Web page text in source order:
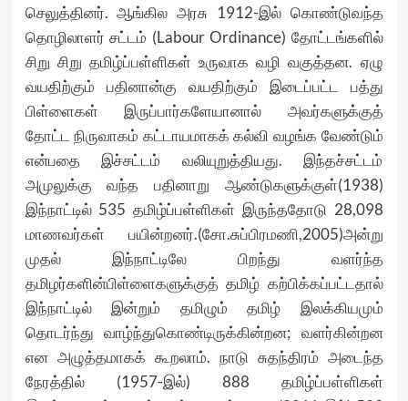
செலுத்தினர். ஆங்கில அரசு 1912-இல் கொண்டுவந்த
தொழிலாளர் சட்டம் (Labour Ordinance) தோட்டங்களில்
சிறு சிறு தமிழ்ப்பள்ளிகள் உருவாக வழி வகுத்தன. ஏழு
வயதிற்கும் பதினான்கு வயதிற்கும் இடைப்பட்ட பத்து
பிள்ளைகள் இருப்பார்களேயானால் அவர்களுக்குத்
தோட்ட நிருவாகம் கட்டாயமாகக் கல்வி வழங்க வேண்டும்
என்பதை இச்சட்டம் வலியுறுத்தியது. இந்தச்சட்டம்
அமுலுக்கு வந்த பதினாறு ஆண்டுகளுக்குள்(1938)
இந்நாட்டில் 535 தமிழ்ப்பள்ளிகள் இருந்ததோடு 28,098
மாணவர்கள் பயின்றனர்.(சோ.சுப்பிரமணி,2005)அன்று
முதல் இந்நாட்டிலே பிறந்து வளர்ந்த
தமிழர்களின்பிள்ளைகளுக்குத் தமிழ் கற்பிக்கப்பட்டதால்
இந்நாட்டில் இன்றும் தமிழும் தமிழ் இலக்கியமும்
தொடர்ந்து வாழ்ந்துகொண்டிருக்கின்றன; வளர்கின்றன
என அழுத்தமாகக் கூறலாம். நாடு சுதந்திரம் அடைந்த
நேரத்தில் (1957-இல்) 888 தமிழ்ப்பள்ளிகள்